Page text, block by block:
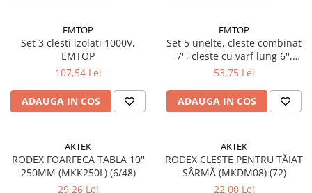
Rulete
elemente de fixare
Dibluri cui percutie
Dibluri cu carlig
EMTOP
Set 3 clesti izolati 1000V,
EMTOP
107,54 Lei
ADAUGA IN COS
EMTOP
Set 5 unelte, cleste combinat
7'', cleste cu varf lung 6'',
cleste taiere diagonala 6'',
surubelnita SL5.5*100,
EMTOP
53,75 Lei
ADAUGA IN COS
AKTEK
RODEX FOARFECA TABLA 10''
250MM (MKK250L) (6/48)
29,26 Lei
AKTEK
RODEX CLEȘTE PENTRU TĂIAT
SÂRMĂ (MKDM08) (72)
22,00 Lei